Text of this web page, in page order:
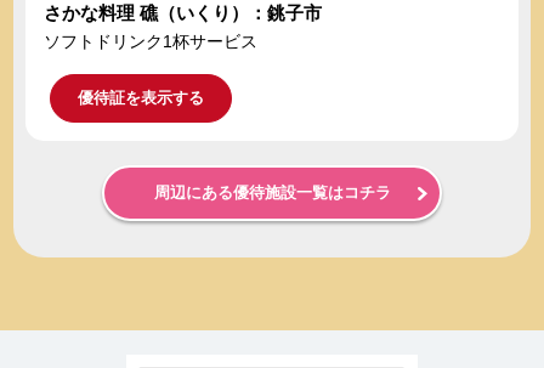
さかな料理 礁（いくり）：銚子市
ソフトドリンク1杯サービス
優待証を表示する
周辺にある優待施設一覧はコチラ